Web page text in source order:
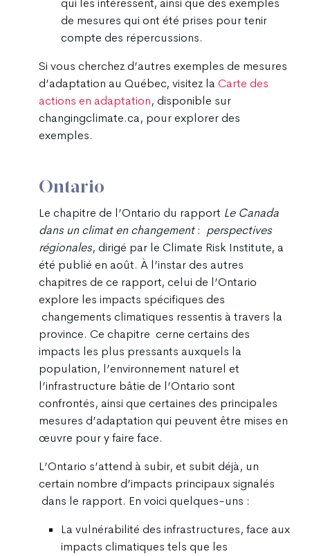
qui les intéressent, ainsi que des exemples
de mesures qui ont été prises pour tenir
compte des répercussions.
Si vous cherchez d’autres exemples de mesures
d’adaptation au Québec, visitez la Carte des
actions en adaptation, disponible sur
changingclimate.ca, pour explorer des
exemples.
Ontario
Le chapitre de l’Ontario du rapport Le Canada
dans un climat en changement : perspectives
régionales, dirigé par le Climate Risk Institute, a
été publié en août. À l’instar des autres
chapitres de ce rapport, celui de l’Ontario
explore les impacts spécifiques des
changements climatiques ressentis à travers la
province. Ce chapitre cerne certains des
impacts les plus pressants auxquels la
population, l’environnement naturel et
l’infrastructure bâtie de l’Ontario sont
confrontés, ainsi que certaines des principales
mesures d’adaptation qui peuvent être mises en
œuvre pour y faire face.
L’Ontario s’attend à subir, et subit déjà, un
certain nombre d’impacts principaux signalés
dans le rapport. En voici quelques-uns :
La vulnérabilité des infrastructures, face aux
impacts climatiques tels que les